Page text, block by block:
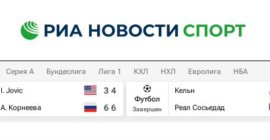
Серия А Бундеслига Лига 1 КХЛ НХЛ Евролига НБА
I. Jovic
А. Корнеева
3 4
6 6
Футбол
Завершен
Кельн
Реал Сосьедад